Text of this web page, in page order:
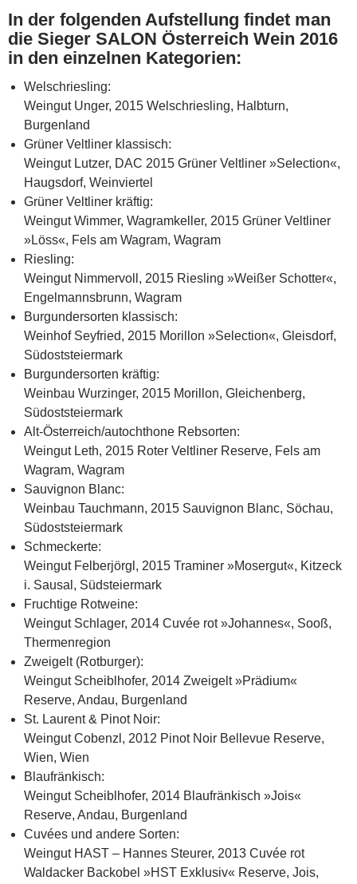
In der folgenden Aufstellung findet man
die Sieger SALON Österreich Wein 2016
in den einzelnen Kategorien:
Welschriesling:
Weingut Unger, 2015 Welschriesling, Halbturn,
Burgenland
Grüner Veltliner klassisch:
Weingut Lutzer, DAC 2015 Grüner Veltliner »Selection«,
Haugsdorf, Weinviertel
Grüner Veltliner kräftig:
Weingut Wimmer, Wagramkeller, 2015 Grüner Veltliner
»Löss«, Fels am Wagram, Wagram
Riesling:
Weingut Nimmervoll, 2015 Riesling »Weißer Schotter«,
Engelmannsbrunn, Wagram
Burgundersorten klassisch:
Weinhof Seyfried, 2015 Morillon »Selection«, Gleisdorf,
Südoststeiermark
Burgundersorten kräftig:
Weinbau Wurzinger, 2015 Morillon, Gleichenberg,
Südoststeiermark
Alt-Österreich/autochthone Rebsorten:
Weingut Leth, 2015 Roter Veltliner Reserve, Fels am
Wagram, Wagram
Sauvignon Blanc:
Weinbau Tauchmann, 2015 Sauvignon Blanc, Söchau,
Südoststeiermark
Schmeckerte:
Weingut Felberjörgl, 2015 Traminer »Mosergut«, Kitzeck
i. Sausal, Südsteiermark
Fruchtige Rotweine:
Weingut Schlager, 2014 Cuvée rot »Johannes«, Sooß,
Thermenregion
Zweigelt (Rotburger):
Weingut Scheiblhofer, 2014 Zweigelt »Prädium«
Reserve, Andau, Burgenland
St. Laurent & Pinot Noir:
Weingut Cobenzl, 2012 Pinot Noir Bellevue Reserve,
Wien, Wien
Blaufränkisch:
Weingut Scheiblhofer, 2014 Blaufränkisch »Jois«
Reserve, Andau, Burgenland
Cuvées und andere Sorten:
Weingut HAST – Hannes Steurer, 2013 Cuvée rot
Waldacker Backobel »HST Exklusiv« Reserve, Jois,